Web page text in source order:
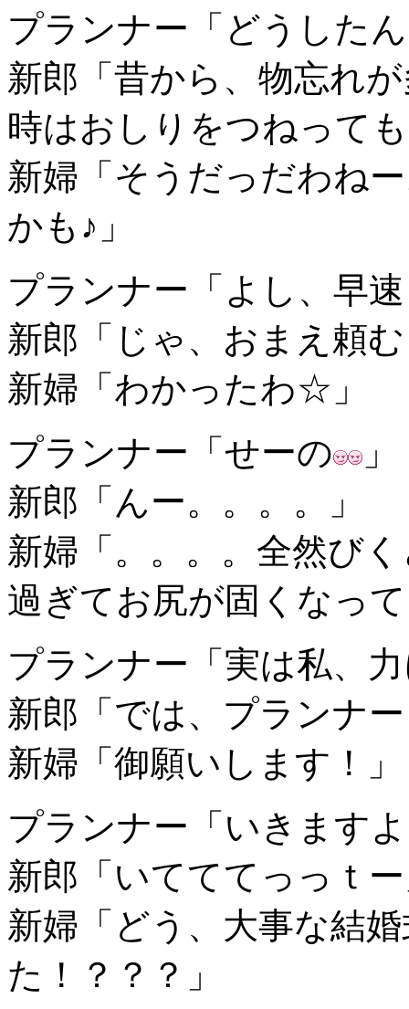
プランナー「どうした
新郎「昔から、物忘れ
時はおしりをつねって
新婦「そうだっだわね
かも♪」
プランナー「よし、早
新郎「じゃ、おまえ頼
新婦「わかったわ☆」
プランナー「せーの
」
新郎「んー。。。。」
新婦「。。。。全然び
過ぎてお尻が固くなっ
プランナー「実は私、
新郎「では、プランナ
新婦「御願いします！」
プランナー「いきます
新郎「いてててっっｔ
新婦「どう、大事な結
た！？？？」